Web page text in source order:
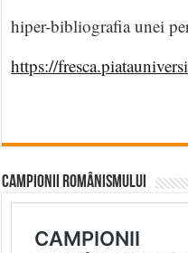
hiper-bibliografia unei
https://
CAMPIONII ROMÂNISMULUI